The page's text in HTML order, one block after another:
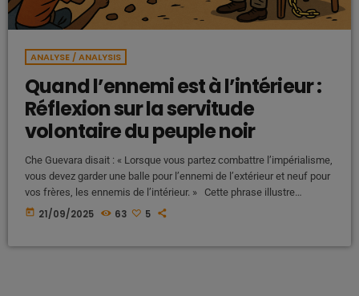
ANALYSE / ANALYSIS
Quand l’ennemi est à l’intérieur :
Réflexion sur la servitude
volontaire du peuple noir
Che Guevara disait : « Lorsque vous partez combattre l’impérialisme,
vous devez garder une balle pour l’ennemi de l’extérieur et neuf pour
vos frères, les ennemis de l’intérieur. » Cette phrase illustre
parfaitement le dilemme auquel Rodrigue, comme tant d’autres
today 21/09/2025 63 5